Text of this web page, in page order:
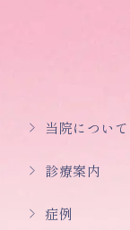
当院について
診療案内
症例